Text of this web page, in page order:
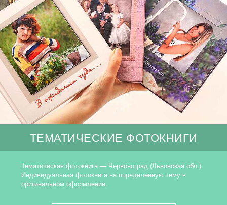
ТЕМАТИЧЕСКИЕ ФОТОКНИГИ
Тематическая фотокнига — Червоноград (Львовская обл.).
Индивидуальная фотокнига на определенную тему в
оригинальном оформлении.